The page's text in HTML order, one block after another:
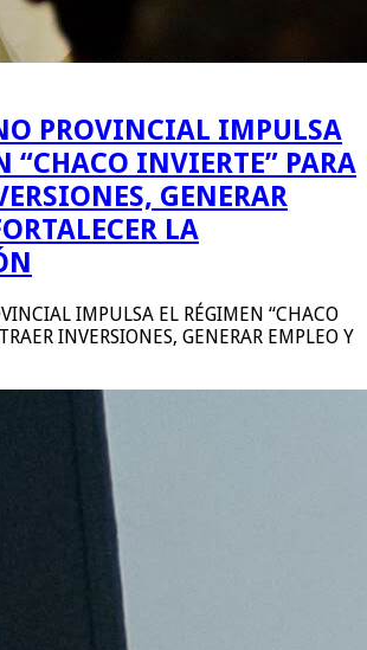
PROVINCIAL IMPULSA
“CHACO INVIERTE” PARA
GENERAR
LA
IMPULSA EL RÉGIMEN “CHACO
INVERSIONES, GENERAR EMPLEO Y